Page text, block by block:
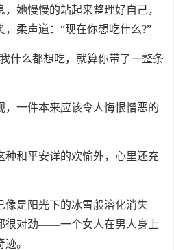
她慢慢的站起来整理好自己，
柔声道：“现在你想吃什么?”
什么都想吃，就算你带了一整条
，一件本来应该令人悔恨憎恶的
种和平安详的欢愉外，心里还充
像是阳光下的冰雪般溶化消失
很对劲——一个女人在男人身上
。